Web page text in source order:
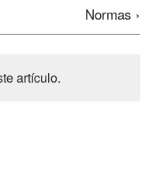
Normas ›
artículo.